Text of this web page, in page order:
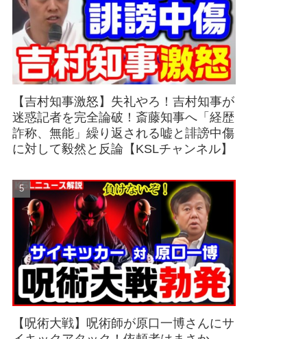
【吉村知事激怒】失礼やろ！吉村知事が
迷惑記者を完全論破！斎藤知事へ「経歴
詐称、無能」繰り返される嘘と誹謗中傷
に対して毅然と反論【KSLチャンネル】
【呪術大戦】呪術師が原口一博さんにサ